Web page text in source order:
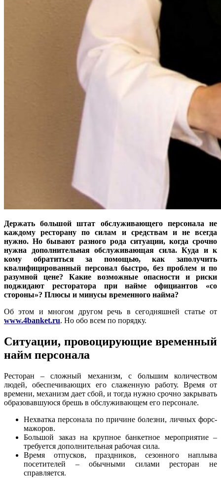
Держать большой штат обслуживающего персонала не
каждому ресторану по силам и средствам и не всегда
нужно. Но бывают разного рода ситуации, когда срочно
нужна дополнительная обслуживающая сила. Куда и к
кому обратиться за помощью, как заполучить
квалифицированный персонал быстро, без проблем и по
разумной цене? Какие возможные опасности и риски
поджидают ресторатора при найме официантов «со
стороны»? Плюсы и минусы временного найма?
Об этом и многом другом речь в сегодняшней статье от
www.4banket.ru. Но обо всем по порядку.
Ситуации, провоцирующие временный
найм персонала
Ресторан – сложный механизм, с большим количеством
людей, обеспечивающих его слаженную работу. Время от
времени, механизм дает сбой, и тогда нужно срочно закрывать
образовавшуюся брешь в обслуживающем его персонале.
Нехватка персонала по причине болезни, личных форс-
мажоров.
Большой заказ на крупное банкетное мероприятие –
требуется дополнительная рабочая сила.
Время отпусков, праздников, сезонного наплыва
посетителей – обычными силами ресторан не
справляется.